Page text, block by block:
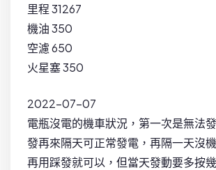
里程 31267
機油 350
空濾 650
火星塞 350
2022-07-07
電瓶沒電的機車狀況，第一次是無法
發再來隔天可正常發電，再隔一天沒
再用踩發就可以，但當天發動要多按